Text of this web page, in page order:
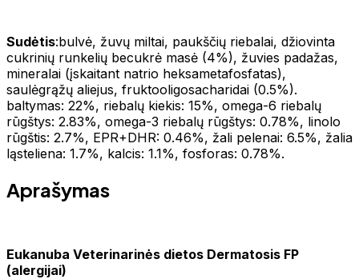
Sudėtis:bulvė, žuvų miltai, paukščių riebalai, džiovinta
cukrinių runkelių becukrė masė (4%), žuvies padažas,
mineralai (įskaitant natrio heksametafosfatas),
saulėgrąžų aliejus, fruktooligosacharidai (0.5%).
baltymas: 22%, riebalų kiekis: 15%, omega-6 riebalų
rūgštys: 2.83%, omega-3 riebalų rūgštys: 0.78%, linolo
rūgštis: 2.7%, EPR+DHR: 0.46%, žali pelenai: 6.5%, žalia
ląsteliena: 1.7%, kalcis: 1.1%, fosforas: 0.78%.
Aprašymas
Eukanuba Veterinarinės dietos Dermatosis FP
(alergijai)